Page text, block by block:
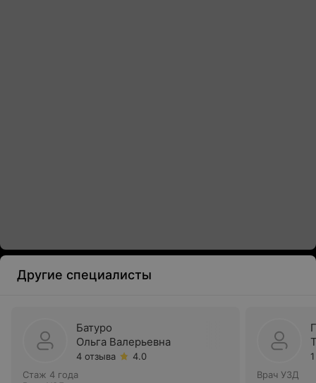
Другие специалисты
Батуро
Ольга Валерьевна
4 отзыва
4.0
Стаж 4 года
Врач УЗД